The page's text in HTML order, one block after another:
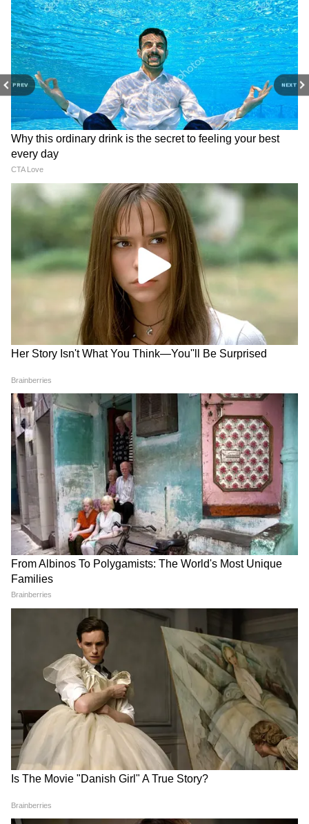
PREV NEXT
3
4
Instagram
এই বিভ্রান্তির একটা বড় কারণ হল আকর্ষণীয়
থাম্বনেল আর চটকদার ক্যাপশন, যা দেখে ভুয়ো
আপলোডগুলিকেও আসল বলে মনে হচ্ছে। নতুন
মুক্তি পাওয়া সিনেমা কঠোর পাইরেসি-বিরোধী
আইনের আওতায় থাকে। তাই মুক্তির সঙ্গে সঙ্গেই
এই ধরনের প্ল্যাটফর্মে পুরো সিনেমা আইনত পাওয়া
প্রায় অসম্ভব। তা সত্ত্বেও, সোশ্যাল মিডিয়া এবং
ভিডিও-শেয়ারিং সাইটগুলিতে এই ধরনের ভুয়ো
লিঙ্ক দ্রুত ছড়িয়ে পড়ছে।
4
Image Credit :
এখনও পর্যন্ত দৃশ্যম ৩-এর নির্মাতারা ছবিটির
ডিজিটাল স্ট্রিমিং বা ওটিটি মুক্তির তারিখ নিশ্চিত
করেননি। দর্শকরা এখন অধীর আগ্রহে এর ওটিটি
প্রিমিয়ারের বিশদ বিবরণের জন্য অপেক্ষা করছেন।
যতক্ষণ না কোনও অফিসিয়াল প্ল্যাটফর্মের ঘোষণা
হচ্ছে, দর্শকদের অনলাইন লিঙ্ক এড়িয়ে শুধুমাত্র
আইনি স্ট্রিমিং পরিষেবার উপর ভরসা রাখার
পরামর্শ দেওয়া হচ্ছে।
LATEST VIDEOS